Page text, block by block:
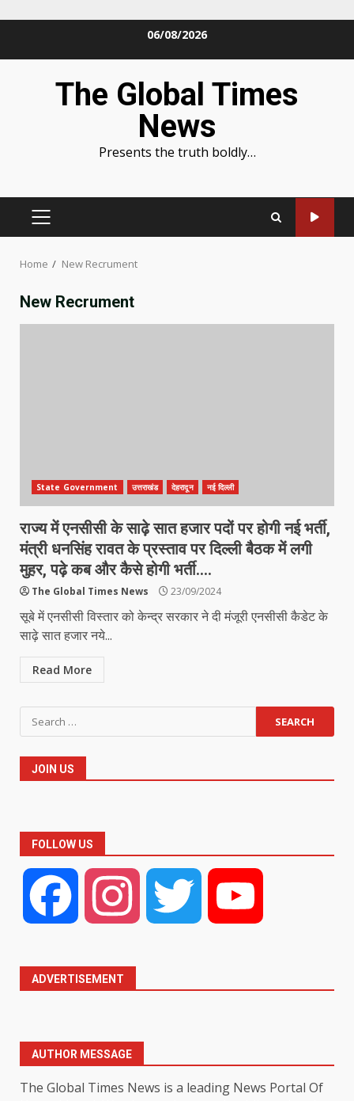
06/08/2026
The Global Times
News
Presents the truth boldly…
PRIMARY
Home New Recrument
New Recrument
State Government उत्तराखंड देहरादून नई दिल्ली
राज्य में एनसीसी के साढ़े सात हजार पदों पर होगी नई भर्ती,
मंत्री धनसिंह रावत के प्रस्ताव पर दिल्ली बैठक में लगी
मुहर, पढ़े कब और कैसे होगी भर्ती….
The Global Times News 23/09/2024
सूबे में एनसीसी विस्तार को केन्द्र सरकार ने दी मंजूरी एनसीसी कैडेट के
साढ़े सात हजार नये...
Read More
Search
for:
JOIN US
FOLLOW US
Facebook Instagram Twitter
ADVERTISEMENT
AUTHOR MESSAGE
The Global Times News is a leading News Portal Of